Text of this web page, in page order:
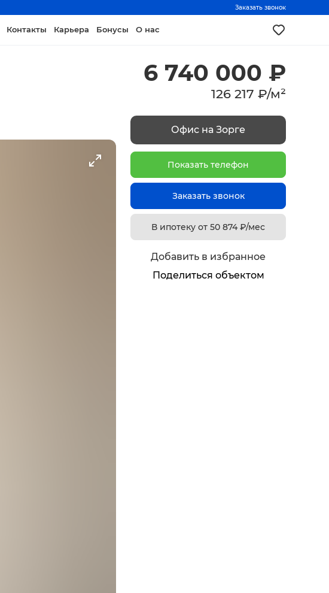
Заказать звонок
Контакты Карьера Бонусы О нас
6 740 000 ₽
126 217 ₽/м²
Офис на Зорге
Показать телефон
Заказать звонок
В ипотеку от 50 874₽/мес
Добавить в избранное
Поделиться объектом